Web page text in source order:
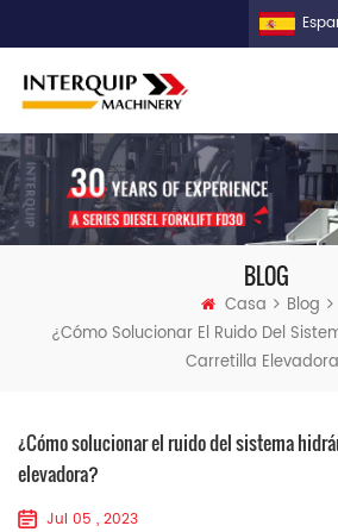
BLOG
Casa
Blog
¿Cómo Solucionar El Ruido Del
Carretilla
¿Cómo solucionar el ruido del sistema
elevadora?
Jul 05 , 2023